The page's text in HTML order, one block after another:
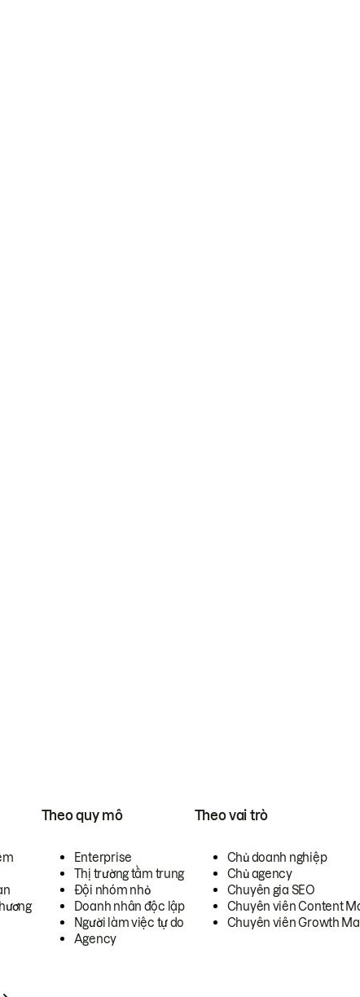
Theo quy mô
Enterprise
Thị trường tầm trung
Đội nhóm nhỏ
Doanh nhân độc lập
Người làm việc tự do
Agency
Theo vai trò
Chủ doanh nghiệp
Chủ agency
Chuyên gia SEO
Chuyên viên Content
Chuyên viên Growth